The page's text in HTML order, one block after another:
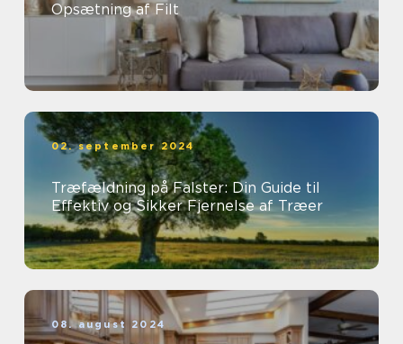
Opsætning af Filt
02. september 2024
Træfældning på Falster: Din Guide til
Effektiv og Sikker Fjernelse af Træer
08. august 2024